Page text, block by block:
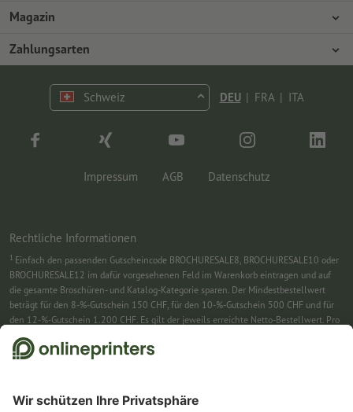
Presse
Umweltschutz
Zahlungsarten
Versand
op.premium
Magazin
Design
Druck & Insights
Tutorials
Zahlungsarten
Schweiz DEU | FRA | ITA
Impressum AGB Datenschutz
Rechtliche Informationen
1 Einfach den passenden Gutscheincode BROCHURESALE8, BROCHURESALE10 oder
BROCHURESALE12 im dafür vorgesehenen Feld im Warenkorb eintragen und auf
die gesamte Broschüren- und Katalog-Kategorie sparen. Der Mindestbestellwert
beträgt für den 8-%-Gutschein 150 CHF, für den 10-%-Gutschein 500 CHF und für
den 12-%-Gutschein 1.200 CHF. Es gilt der jeweils erreichte Netto-Bestellwert. Pro
Bestellung ist nur ein Gutscheincode einlösbar. Mehrfach einlösbar. Keine
Barauszahlung. Nicht mit weiteren Aktionen kombinierbar. Die Aktion gilt bis
Warenkorb eintragen und auf ausgewählte Produkte sparen. Kein